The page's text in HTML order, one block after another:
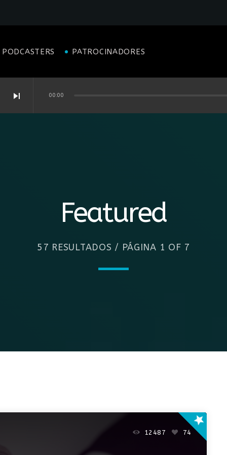
PODCASTERS PATROCINADORES
skip_next 00:00
Featured
57 RESULTADOS / PÁGINA 1 OF 7
12487 74
star